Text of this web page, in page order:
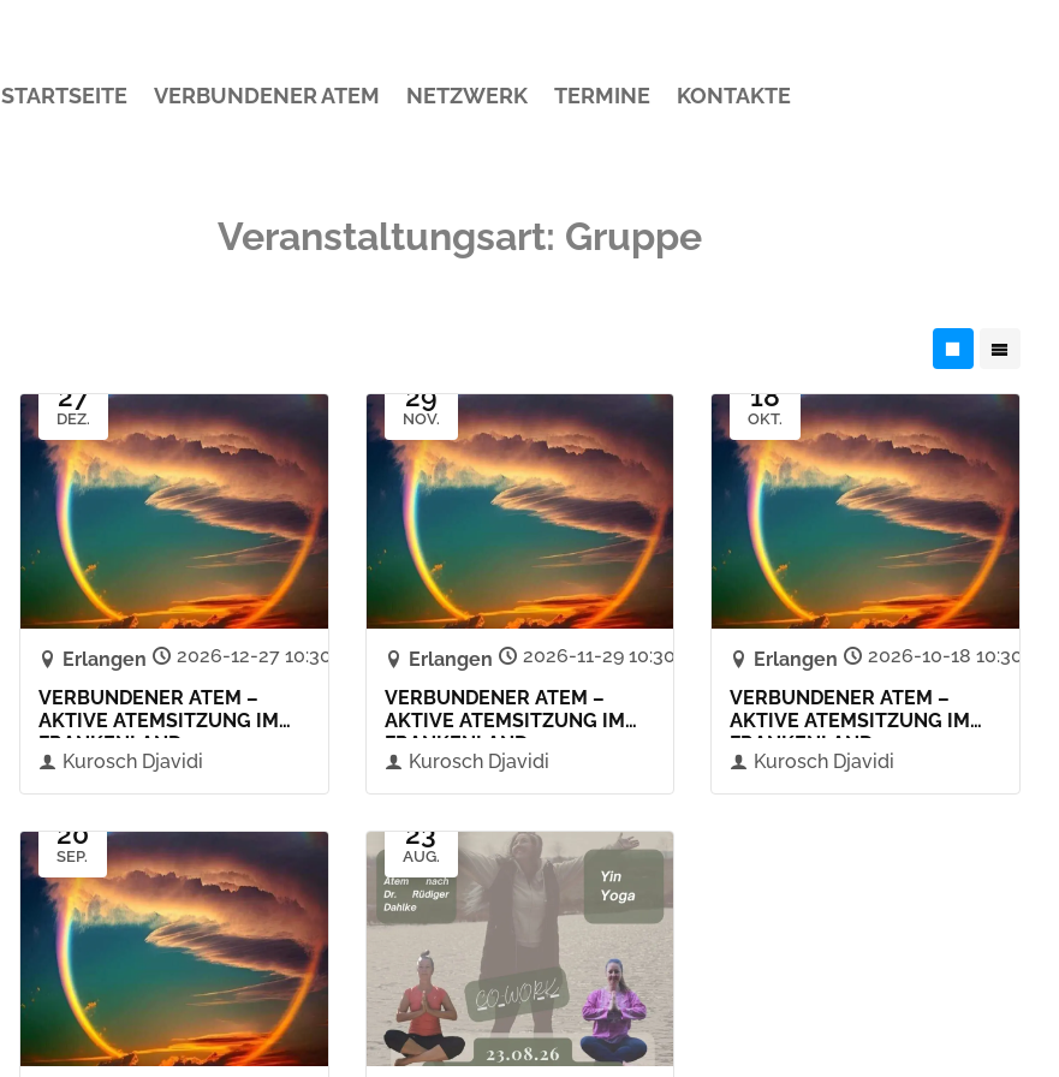
STARTSEITE VERBUNDENER ATEM NETZWERK TERMINE KONTAKTE
Veranstaltungsart: Gruppe
27
DEZ.
Erlangen
2026-12-27 10:30
VERBUNDENER ATEM –
AKTIVE ATEMSITZUNG IM
FRANKENLAND
Kurosch Djavidi
29
NOV.
Erlangen
2026-11-29 10:30
VERBUNDENER ATEM –
AKTIVE ATEMSITZUNG IM
FRANKENLAND
Kurosch Djavidi
18
OKT.
Erlangen
2026-10-18 10:30
VERBUNDENER ATEM –
AKTIVE ATEMSITZUNG IM
FRANKENLAND
Kurosch Djavidi
20
SEP.
23
AUG.